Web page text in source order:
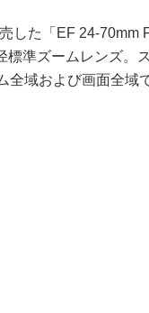
した「EF 24-70mm
標準ズームレンズ。
全域および画面全域